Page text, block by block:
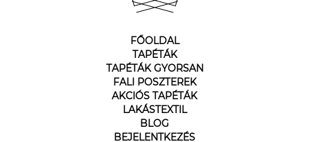
FŐOLDAL
TAPÉTÁK
TAPÉTÁK GYORSAN
FALI POSZTEREK
AKCIÓS TAPÉTÁK
LAKÁSTEXTIL
BLOG
BEJELENTKEZÉS